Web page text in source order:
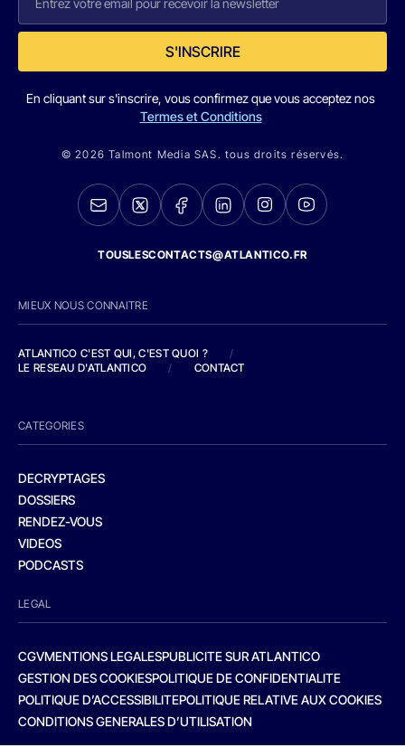
S'INSCRIRE
En cliquant sur s'inscrire, vous confirmez que vous acceptez nos
Termes et Conditions
© 2026 Talmont Media SAS. tous droits réservés.
TOUSLESCONTACTS@ATLANTICO.FR
MIEUX NOUS CONNAITRE
ATLANTICO C'EST QUI, C'EST QUOI ?
/
LE RESEAU D'ATLANTICO
/ CONTACT
CATEGORIES
DECRYPTAGES
DOSSIERS
RENDEZ-VOUS
VIDEOS
PODCASTS
LEGAL
CGVMENTIONS LEGALESPUBLICITE SUR ATLANTICO
GESTION DES COOKIESPOLITIQUE DE CONFIDENTIALITE
POLITIQUE D’ACCESSIBILITEPOLITIQUE RELATIVE AUX COOKIES
CONDITIONS GENERALES D’UTILISATION